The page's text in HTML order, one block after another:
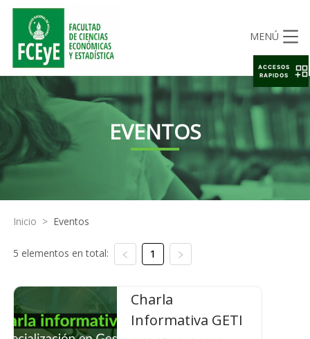
MENÚ
EVENTOS
Inicio > Eventos
5 elementos en total: 1
Charla
Informativa GETI
ACCESOS
RAPIDOS